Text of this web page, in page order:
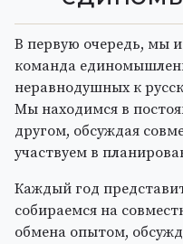
В первую очередь, мы
команда
неравнодушных к
Мы находимся в
другом, обсуждая
участвуем в
Каждый год
собираемся на
обмена опытом,